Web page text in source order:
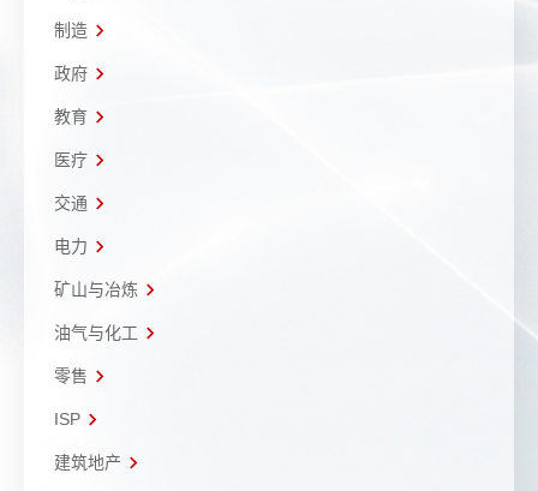
制造
政府
教育
医疗
交通
电力
矿山与冶炼
油气与化工
零售
ISP
建筑地产